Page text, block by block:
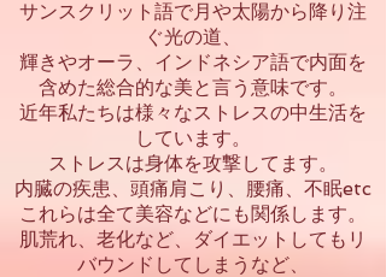
サンスクリット語で月や太陽から降り注
ぐ光の道、
輝きやオーラ、インドネシア語で内面を
含めた総合的な美と言う意味です。
近年私たちは様々なストレスの中生活を
しています。
ストレスは身体を攻撃してます。
内臓の疾患、頭痛肩こり、腰痛、不眠etc
これらは全て美容などにも関係します。
肌荒れ、老化など、ダイエットしてもリ
バウンドしてしまうなど、